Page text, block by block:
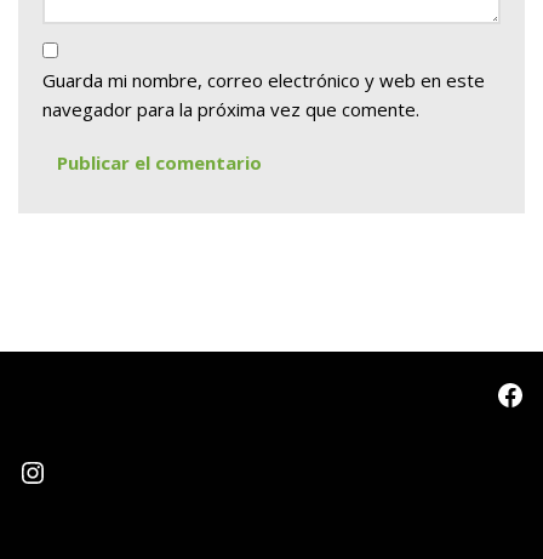
Guarda mi nombre, correo electrónico y web en este
navegador para la próxima vez que comente.